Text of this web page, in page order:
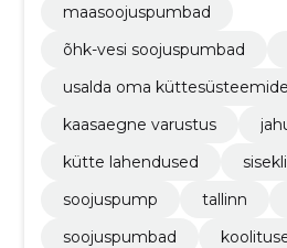
maasoojuspumbad
õhk-vesi soojuspumbad
usalda oma
eie spetsialistid käivad
kaasaegne varustus
kütte lahendused
soojuspump
tallinn
soojuspumbad